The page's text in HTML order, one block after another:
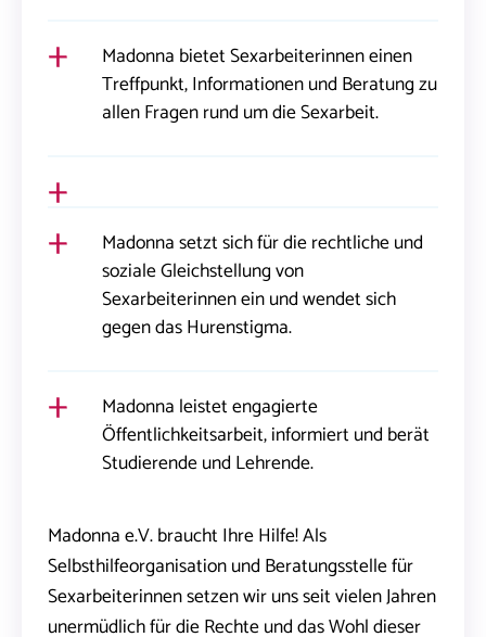
Madonna bietet Sexarbeiterinnen einen
Treffpunkt, Informationen und Beratung zu
allen Fragen rund um die Sexarbeit.
Madonna setzt sich für die rechtliche und
soziale Gleichstellung von
Sexarbeiterinnen ein und wendet sich
gegen das Hurenstigma.
Madonna leistet engagierte
Öffentlichkeitsarbeit, informiert und berät
Studierende und Lehrende.
Madonna e.V. braucht Ihre Hilfe! Als
Selbsthilfeorganisation und Beratungsstelle für
Sexarbeiterinnen setzen wir uns seit vielen Jahren
unermüdlich für die Rechte und das Wohl dieser